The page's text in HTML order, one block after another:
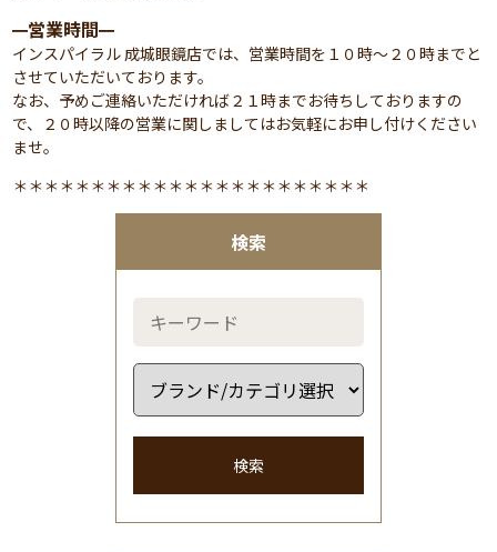
検索
検索
━営業時間━
インスパイラル 成城眼鏡店では、営業時間を１０時～２０時までと
させていただいております。
なお、予めご連絡いただければ２１時までお待ちしておりますの
で、２０時以降の営業に関しましてはお気軽にお申し付けください
ませ。
＊＊＊＊＊＊＊＊＊＊＊＊＊＊＊＊＊＊＊＊＊＊＊